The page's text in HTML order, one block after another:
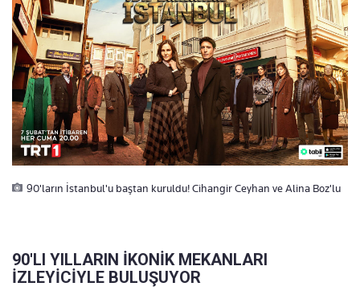
90'ların İstanbul'u baştan kuruldu! Cihangir Ceyhan ve Alina Boz'lu
90'LI YILLARIN İKONİK MEKANLARI
İZLEYİCİYLE BULUŞUYOR